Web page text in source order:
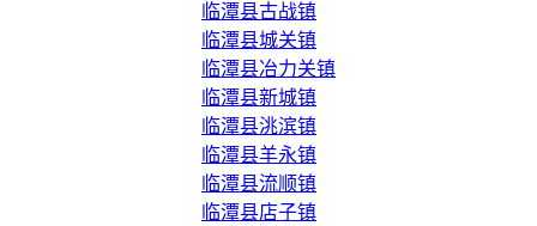
临潭县古战镇
临潭县城关镇
临潭县冶力关镇
临潭县新城镇
临潭县洮滨镇
临潭县羊永镇
临潭县流顺镇
临潭县店子镇